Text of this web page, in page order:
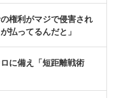
権利がマジで侵害され
払ってるんだと」
に備え「短距離戦術